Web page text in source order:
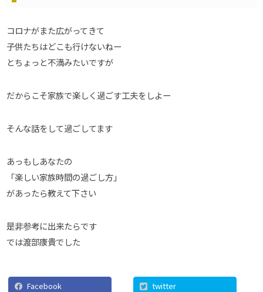
コロナがまた広がってきて
子供たちはどこも行けないねー
とちょっと不満みたいですが
だからこそ家族で楽しく過ごす工夫をしよー
そんな話をして過ごしてます
あっもしあなたの
「楽しい家族時間の過ごし方」
があったら教えて下さい
是非参考に出来たらです
では渡部康貴でした
Facebook twitter